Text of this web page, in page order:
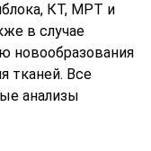
КТ, МРТ и
в случае
новообразования
тканей. Все
анализы